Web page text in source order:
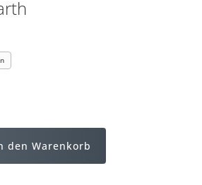
den Warenkorb